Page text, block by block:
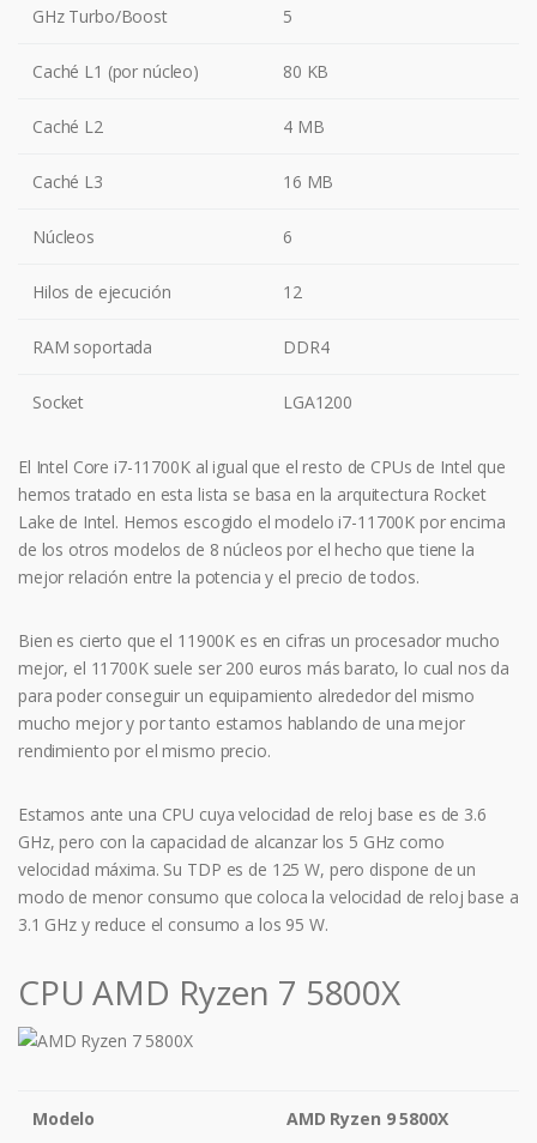
GHz Turbo/Boost 5
Caché L1 (por núcleo) 80 KB
Caché L2 4 MB
Caché L3 16 MB
Núcleos 6
Hilos de ejecución 12
RAM soportada DDR4
Socket LGA1200
El Intel Core i7-11700K al igual que el resto de CPUs de Intel que
hemos tratado en esta lista se basa en la arquitectura Rocket
Lake de Intel. Hemos escogido el modelo i7-11700K por encima
de los otros modelos de 8 núcleos por el hecho que tiene la
mejor relación entre la potencia y el precio de todos.
Bien es cierto que el 11900K es en cifras un procesador mucho
mejor, el 11700K suele ser 200 euros más barato, lo cual nos da
para poder conseguir un equipamiento alrededor del mismo
mucho mejor y por tanto estamos hablando de una mejor
rendimiento por el mismo precio.
Estamos ante una CPU cuya velocidad de reloj base es de 3.6
GHz, pero con la capacidad de alcanzar los 5 GHz como
velocidad máxima. Su TDP es de 125 W, pero dispone de un
modo de menor consumo que coloca la velocidad de reloj base a
3.1 GHz y reduce el consumo a los 95 W.
CPU AMD Ryzen 7 5800X
Modelo AMD Ryzen 9 5800X